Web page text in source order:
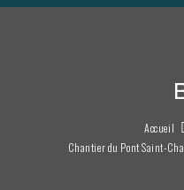
Accueil
Chantier du Pont Saint-